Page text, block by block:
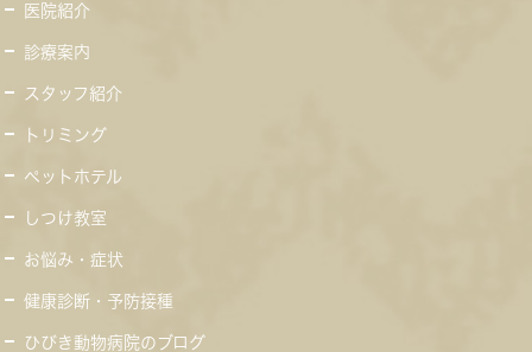
医院紹介
診療案内
スタッフ紹介
トリミング
ペットホテル
しつけ教室
お悩み・症状
健康診断・予防接種
ひびき動物病院のブログ